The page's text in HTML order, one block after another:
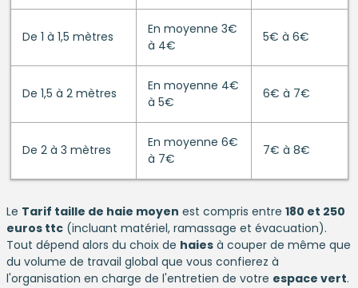
De 1 à 1,5 mètres
En moyenne 3€
à 4€
5€ à 6€
De 1,5 à 2 mètres
En moyenne 4€
à 5€
6€ à 7€
De 2 à 3 mètres
En moyenne 6€
à 7€
7€ à 8€
Le Tarif taille de haie moyen est compris entre 180 et 250
euros ttc (incluant matériel, ramassage et évacuation).
Tout dépend alors du choix de haies à couper de même que
du volume de travail global que vous confierez à
l'organisation en charge de l'entretien de votre espace vert.